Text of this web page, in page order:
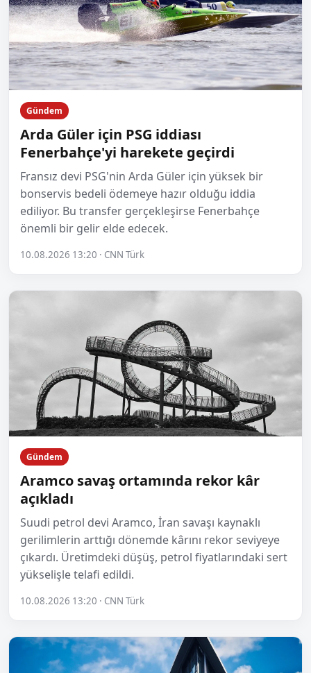
Gündem
Arda Güler için PSG iddiası
Fenerbahçe'yi harekete geçirdi
Fransız devi PSG'nin Arda Güler için yüksek bir
bonservis bedeli ödemeye hazır olduğu iddia
ediliyor. Bu transfer gerçekleşirse Fenerbahçe
önemli bir gelir elde edecek.
10.08.2026 13:20 · CNN Türk
Gündem
Aramco savaş ortamında rekor kâr
açıkladı
Suudi petrol devi Aramco, İran savaşı kaynaklı
gerilimlerin arttığı dönemde kârını rekor seviyeye
çıkardı. Üretimdeki düşüş, petrol fiyatlarındaki sert
yükselişle telafi edildi.
10.08.2026 13:20 · CNN Türk